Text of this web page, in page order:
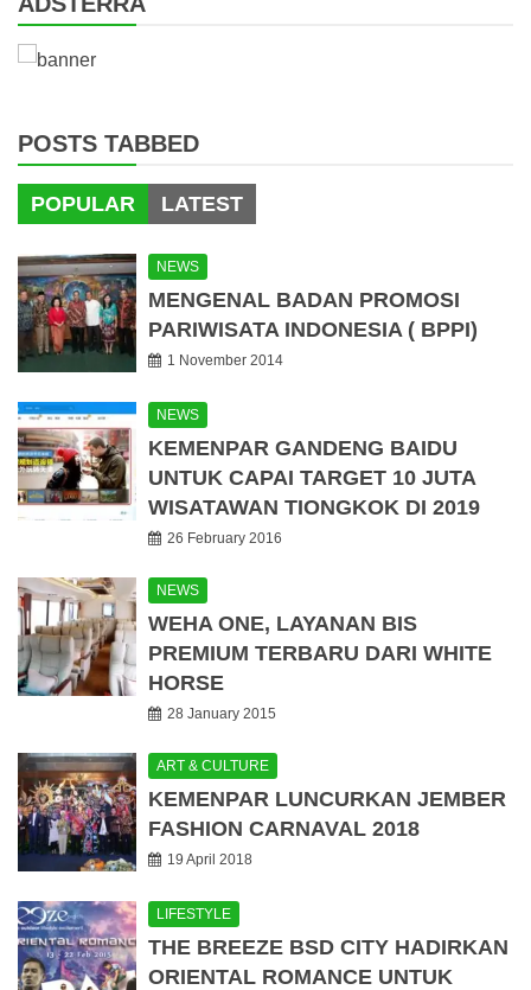
POSTS TABBED
POPULAR LATEST
NEWS
MENGENAL BADAN PROMOSI
PARIWISATA INDONESIA ( BPPI)
1 November 2014
NEWS
KEMENPAR GANDENG BAIDU
UNTUK CAPAI TARGET 10 JUTA
WISATAWAN TIONGKOK DI 2019
26 February 2016
NEWS
WEHA ONE, LAYANAN BIS
PREMIUM TERBARU DARI WHITE
HORSE
28 January 2015
ART & CULTURE
KEMENPAR LUNCURKAN JEMBER
FASHION CARNAVAL 2018
19 April 2018
LIFESTYLE
THE BREEZE BSD CITY HADIRKAN
ORIENTAL ROMANCE UNTUK